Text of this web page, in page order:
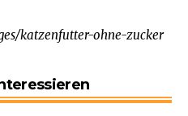
katzenfutter-ohne-zucker